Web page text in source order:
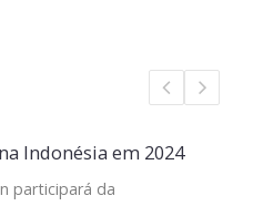
Indonésia em 2024
participará da